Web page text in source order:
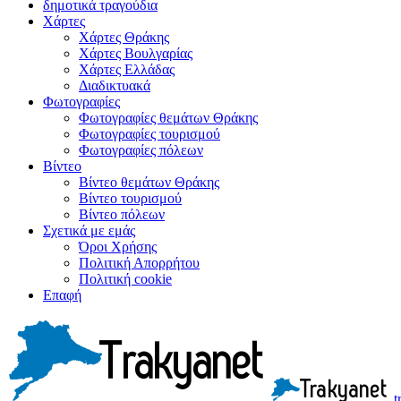
δημοτικά τραγούδια
Χάρτες
Χάρτες Θράκης
Χάρτες Βουλγαρίας
Χάρτες Ελλάδας
Διαδικτυακά
Φωτογραφίες
Φωτογραφίες θεμάτων Θράκης
Φωτογραφίες τουρισμού
Φωτογραφίες πόλεων
Βίντεο
Βίντεο θεμάτων Θράκης
Βίντεο τουρισμού
Βίντεο πόλεων
Σχετικά με εμάς
Όροι Χρήσης
Πολιτική Απορρήτου
Πολιτική cookie
Επαφή